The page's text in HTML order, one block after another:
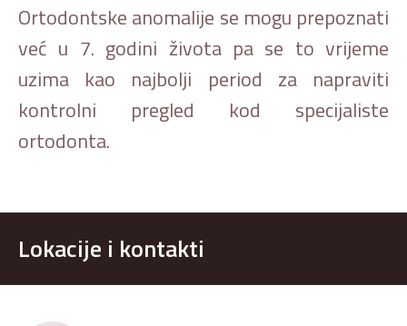
Ortodontske anomalije se mogu prepoznati
već u 7. godini života pa se to vrijeme
uzima kao najbolji period za napraviti
kontrolni pregled kod specijaliste
ortodonta.
Lokacije i kontakti